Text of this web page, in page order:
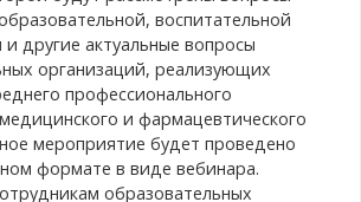
воспитательной
и другие актуальные вопросы
организаций, реализующих
профессионального
и фармацевтического
мероприятие будет проведено
формате в виде вебинара.
образовательных